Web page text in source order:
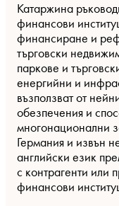
Катаржина
финансови
финансиране и
търговски
паркове и
енергийни и
възползват от
обезпечения и
многонационални
Германия и извън
английски език
с контрагенти или
финансови